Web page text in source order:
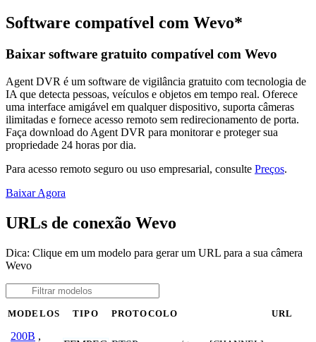
Software compatível com Wevo*
Baixar software gratuito compatível com Wevo
Agent DVR é um software de vigilância gratuito com tecnologia de
IA que detecta pessoas, veículos e objetos em tempo real. Oferece
uma interface amigável em qualquer dispositivo, suporta câmeras
ilimitadas e fornece acesso remoto sem redirecionamento de porta.
Faça download do Agent DVR para monitorar e proteger sua
propriedade 24 horas por dia.
Para acesso remoto seguro ou uso empresarial, consulte Preços.
Baixar Agora
URLs de conexão Wevo
Dica: Clique em um modelo para gerar um URL para a sua câmera
Wevo
MODELOS TIPO PROTOCOLO URL
200B ,